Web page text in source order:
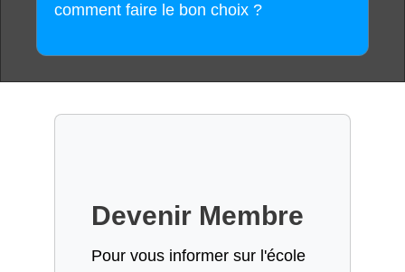
comment faire le bon choix ?
Devenir Membre
Pour vous informer sur l'école